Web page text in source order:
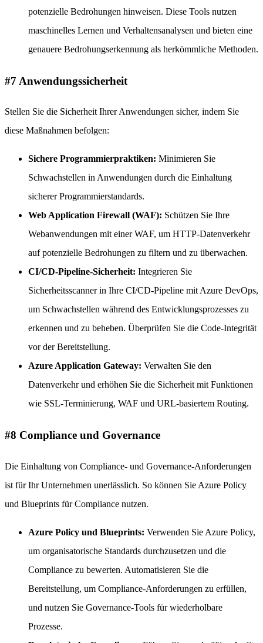
potenzielle Bedrohungen hinweisen. Diese Tools nutzen
maschinelles Lernen und Verhaltensanalysen und bieten eine
genauere Bedrohungserkennung als herkömmliche Methoden.
#7 Anwendungssicherheit
Stellen Sie die Sicherheit Ihrer Anwendungen sicher, indem Sie
diese Maßnahmen befolgen:
Sichere Programmierpraktiken: Minimieren Sie
Schwachstellen in Anwendungen durch die Einhaltung
sicherer Programmierstandards.
Web Application Firewall (WAF): Schützen Sie Ihre
Webanwendungen mit einer WAF, um HTTP-Datenverkehr
auf potenzielle Bedrohungen zu filtern und zu überwachen.
CI/CD-Pipeline-Sicherheit: Integrieren Sie
Sicherheitsscanner in Ihre CI/CD-Pipeline mit Azure DevOps,
um Schwachstellen während des Entwicklungsprozesses zu
erkennen und zu beheben. Überprüfen Sie die Code-Integrität
vor der Bereitstellung.
Azure Application Gateway: Verwalten Sie den
Datenverkehr und erhöhen Sie die Sicherheit mit Funktionen
wie SSL-Terminierung, WAF und URL-basiertem Routing.
#8 Compliance und Governance
Die Einhaltung von Compliance- und Governance-Anforderungen
ist für Ihr Unternehmen unerlässlich. So können Sie Azure Policy
und Blueprints für Compliance nutzen.
Azure Policy und Blueprints: Verwenden Sie Azure Policy,
um organisatorische Standards durchzusetzen und die
Compliance zu bewerten. Automatisieren Sie die
Bereitstellung, um Compliance-Anforderungen zu erfüllen,
und nutzen Sie Governance-Tools für wiederholbare
Prozesse.